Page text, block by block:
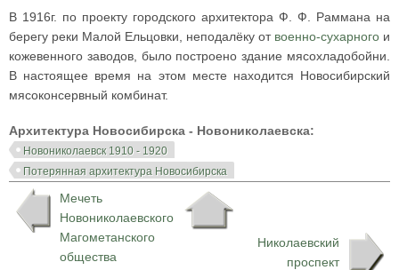
В 1916г. по проекту городского архитектора Ф. Ф. Раммана на
берегу реки Малой Ельцовки, неподалёку от военно-сухарного и
кожевенного заводов, было построено здание мясохладобойни.
В настоящее время на этом месте находится Новосибирский
мясоконсервный комбинат.
Архитектура Новосибирска - Новониколаевска:
Новониколаевск 1910 - 1920
Потерянная архитектура Новосибирска
Мечеть
Новониколаевского
Магометанского
общества
Николаевский
проспект